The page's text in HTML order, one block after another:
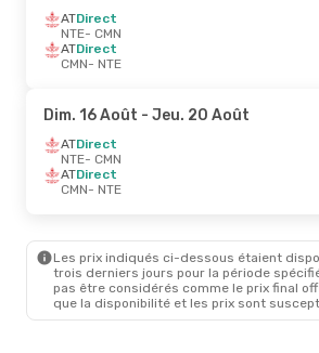
ATDirect
NTE- CMN
ATDirect
CMN- NTE
Dim. 16 Août - Jeu. 20 Août
ATDirect
NTE- CMN
ATDirect
CMN- NTE
Les prix indiqués ci-dessous étaient
trois derniers jours pour la période
pas être considérés comme le prix final
que la disponibilité et les prix sont